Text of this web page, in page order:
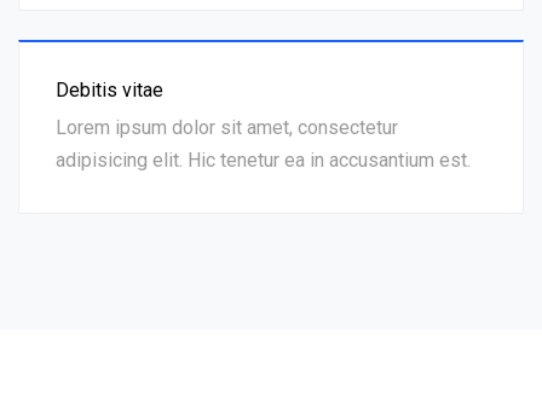
Debitis vitae
Lorem ipsum dolor sit amet, consectetur
adipisicing elit. Hic tenetur ea in accusantium est.